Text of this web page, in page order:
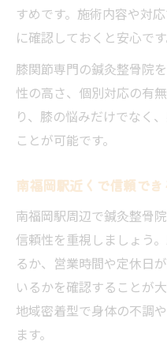
すめです。施術内容や対
に確認しておくと安心です
膝関節専門の鍼灸整骨院
性の高さ、個別対応の有
り、膝の悩みだけでなく
ことが可能です。
南福岡駅近くで信頼で
南福岡駅周辺で鍼灸整骨
信頼性を重視しましょう
るか、営業時間や定休日
いるかを確認することが
地域密着型で身体の不調
ます。